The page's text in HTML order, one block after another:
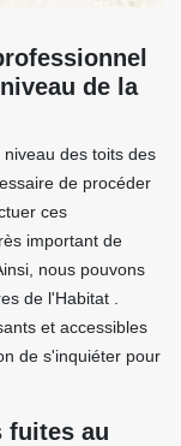
de la
des toits des
de procéder
ces
important de
nous pouvons
de l'Habitat .
et accessibles
de s'inquiéter pour
fuites au